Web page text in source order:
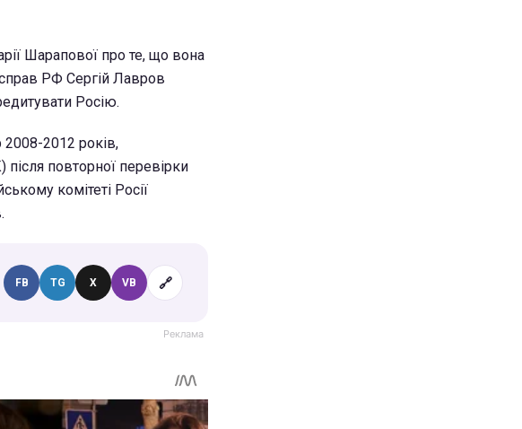
Шарапової про те, що вона
РФ Сергій Лавров
Росію.
2008-2012 років,
повторної перевірки
комітеті Росії
FB TG X VB 🔗